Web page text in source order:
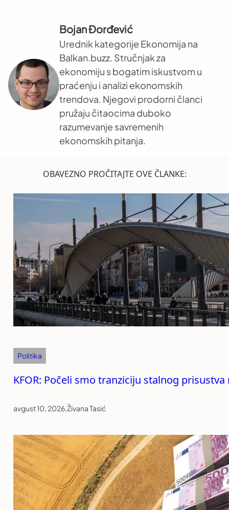
Bojan Đorđević
Urednik kategorije Ekonomija na
Balkan.buzz. Stručnjak za
ekonomiju s bogatim iskustvom u
praćenju i analizi ekonomskih
trendova. Njegovi prodorni članci
pružaju čitaocima duboko
razumevanje savremenih
ekonomskih pitanja.
OBAVEZNO PROČITAJTE OVE ČLANKE:
Politika
KFOR: Počeli smo tranziciju stalnog
avgust 10, 2026.Živana Tasić